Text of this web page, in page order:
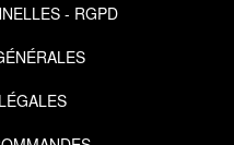
- RGPD